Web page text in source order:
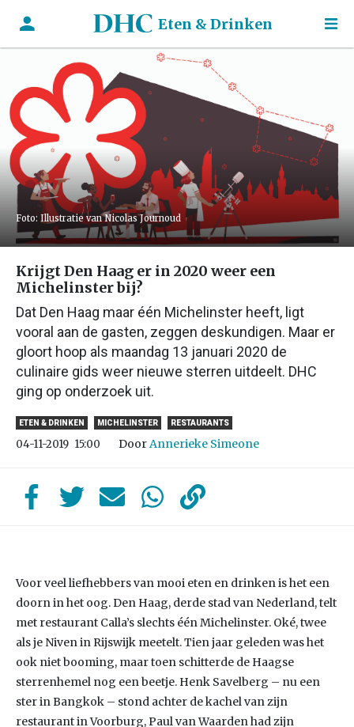
Eten & Drinken
Foto: Illustratie van Nicolas Journoud
Krijgt Den Haag er in 2020 weer een
Michelinster bij?
Dat Den Haag maar één Michelinster heeft, ligt
vooral aan de gasten, zeggen deskundigen. Maar er
gloort hoop als maandag 13 januari 2020 de
culinaire gids weer nieuwe sterren uitdeelt. DHC
ging op onderzoek uit.
ETEN & DRINKEN MICHELINSTER RESTAURANTS
04-11-2019 15:00 DoorAnnerieke Simeone
Voor veel liefhebbers van mooi eten en drinken is het een
doorn in het oog. Den Haag, derde stad van Nederland, telt
met restaurant Calla’s slechts één Michelinster. Oké, twee
als je Niven in Rijswijk meetelt. Tien jaar geleden was het
ook niet booming, maar toen schitterde de Haagse
sterrenhemel nog een beetje. Henk Savelberg – nu een
ster in Bangkok – stond achter de kachel van zijn
restaurant in Voorburg, Paul van Waarden had zijn